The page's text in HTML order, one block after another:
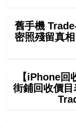
舊手機
密照殘留真
【iPhone
街鋪回收價